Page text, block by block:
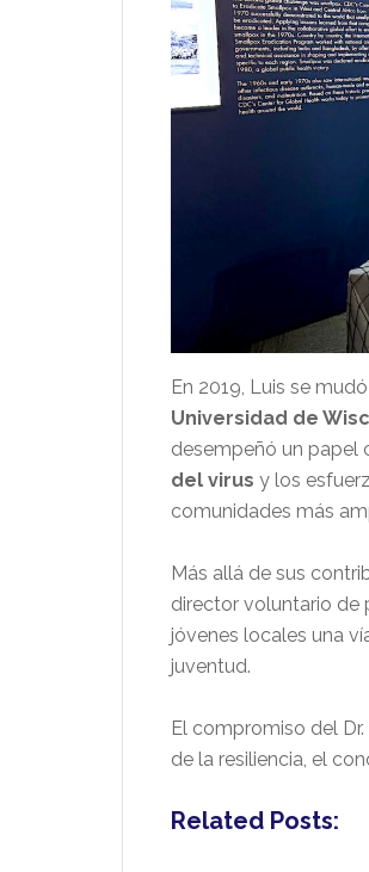
En 2019, Luis se
Universidad de
desempeñó un papel
del virus y los
comunidades más
Más allá de sus
director voluntario de
jóvenes locales una
juventud.
El compromiso del
de la resiliencia, el
Related Posts: